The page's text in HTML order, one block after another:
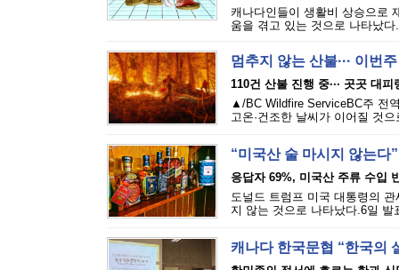
캐나다인들이 생활비 상승으로
움을 겪고 있는 것으로 나타났
멈추지 않는 산불··· 이번
110건 산불 진행 중··· 곳곳 대피
▲/BC Wildfire ServiceBC주 전
고온·건조한 날씨가 이어질 것
“미국산 술 마시지 않는다
응답자 69%, 미국산 주류 수입
도널드 트럼프 미국 대통령의
지 않는 것으로 나타났다.6일
캐나다 한국문협 “한국의